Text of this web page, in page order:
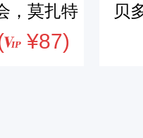
，莫扎特
¥87)
贝